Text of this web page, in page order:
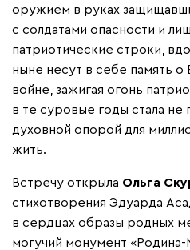
оружием в руках
с солдатами опасности и
патриотические строки,
ныне несут в себе память
войне, зажигая огонь
в те суровые годы стала не
духовной опорой для
жить.
Встречу открыла Ольга
стихотворения Эдуарда
в сердцах образы родных
могучий монумент «Родина-